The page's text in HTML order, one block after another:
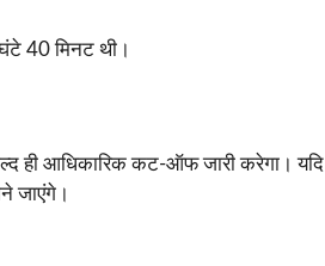
40 मिनट थी।
ही आधिकारिक कट-ऑफ जारी करेगा। यदि
जाएंगे।